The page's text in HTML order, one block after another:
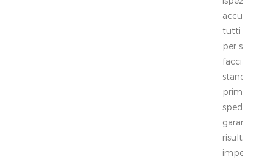
tutti i
per soffitto
facciata
standard
prima della
spedizione
garantire
risultati
impeccabili.